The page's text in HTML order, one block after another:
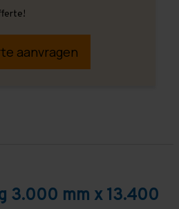
aanvragen
3.000 mm x 13.400